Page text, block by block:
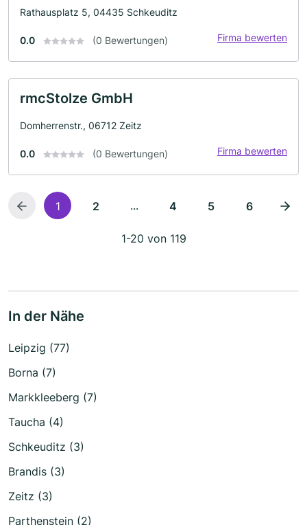
Rathausplatz 5, 04435 Schkeuditz
0.0 (0 Bewertungen) Firma bewerten
rmcStolze GmbH
Domherrenstr., 06712 Zeitz
0.0 (0 Bewertungen) Firma bewerten
1 2 ... 4 5 6
1-20 von 119
In der Nähe
Leipzig (77)
Borna (7)
Markkleeberg (7)
Taucha (4)
Schkeuditz (3)
Brandis (3)
Zeitz (3)
Parthenstein (2)